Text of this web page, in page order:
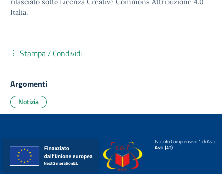
rilasciato sotto Licenza Creative Commons Attribuzione 4.0
Italia.
Stampa / Condividi
Argomenti
Notizia
Istituto Comprensivo 1 di Asti
Asti (AT)